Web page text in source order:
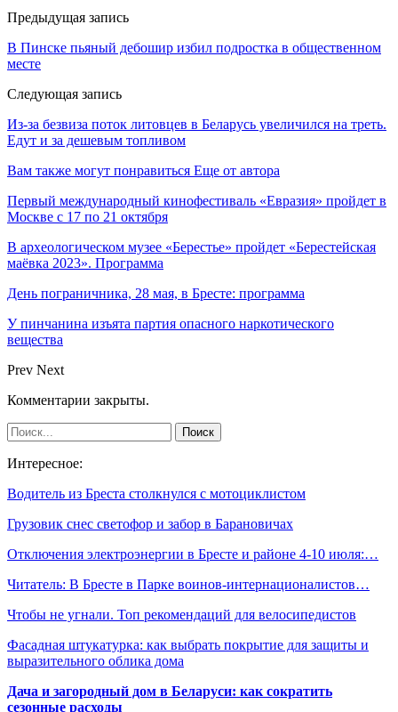
Предыдущая запись
В Пинске пьяный дебошир избил подростка в общественном
месте
Следующая запись
Из-за безвиза поток литовцев в Беларусь увеличился на треть.
Едут и за дешевым топливом
Вам также могут понравиться Еще от автора
Первый международный кинофестиваль «Евразия» пройдет в
Москве с 17 по 21 октября
В археологическом музее «Берестье» пройдет «Берестейская
маёвка 2023». Программа
День пограничника, 28 мая, в Бресте: программа
У пинчанина изъята партия опасного наркотического
вещества
Prev Next
Комментарии закрыты.
Интересное:
Водитель из Бреста столкнулся с мотоциклистом
Грузовик снес светофор и забор в Барановичах
Отключения электроэнергии в Бресте и районе 4-10 июля:…
Читатель: В Бресте в Парке воинов-интернационалистов…
Чтобы не угнали. Топ рекомендаций для велосипедистов
Фасадная штукатурка: как выбрать покрытие для защиты и
выразительного облика дома
Дача и загородный дом в Беларуси: как сократить
сезонные расходы